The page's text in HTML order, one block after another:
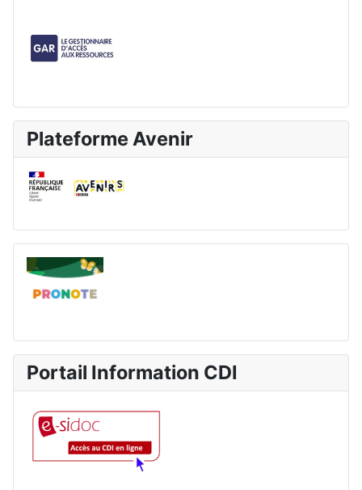
Plateforme Avenir
Portail Information CDI